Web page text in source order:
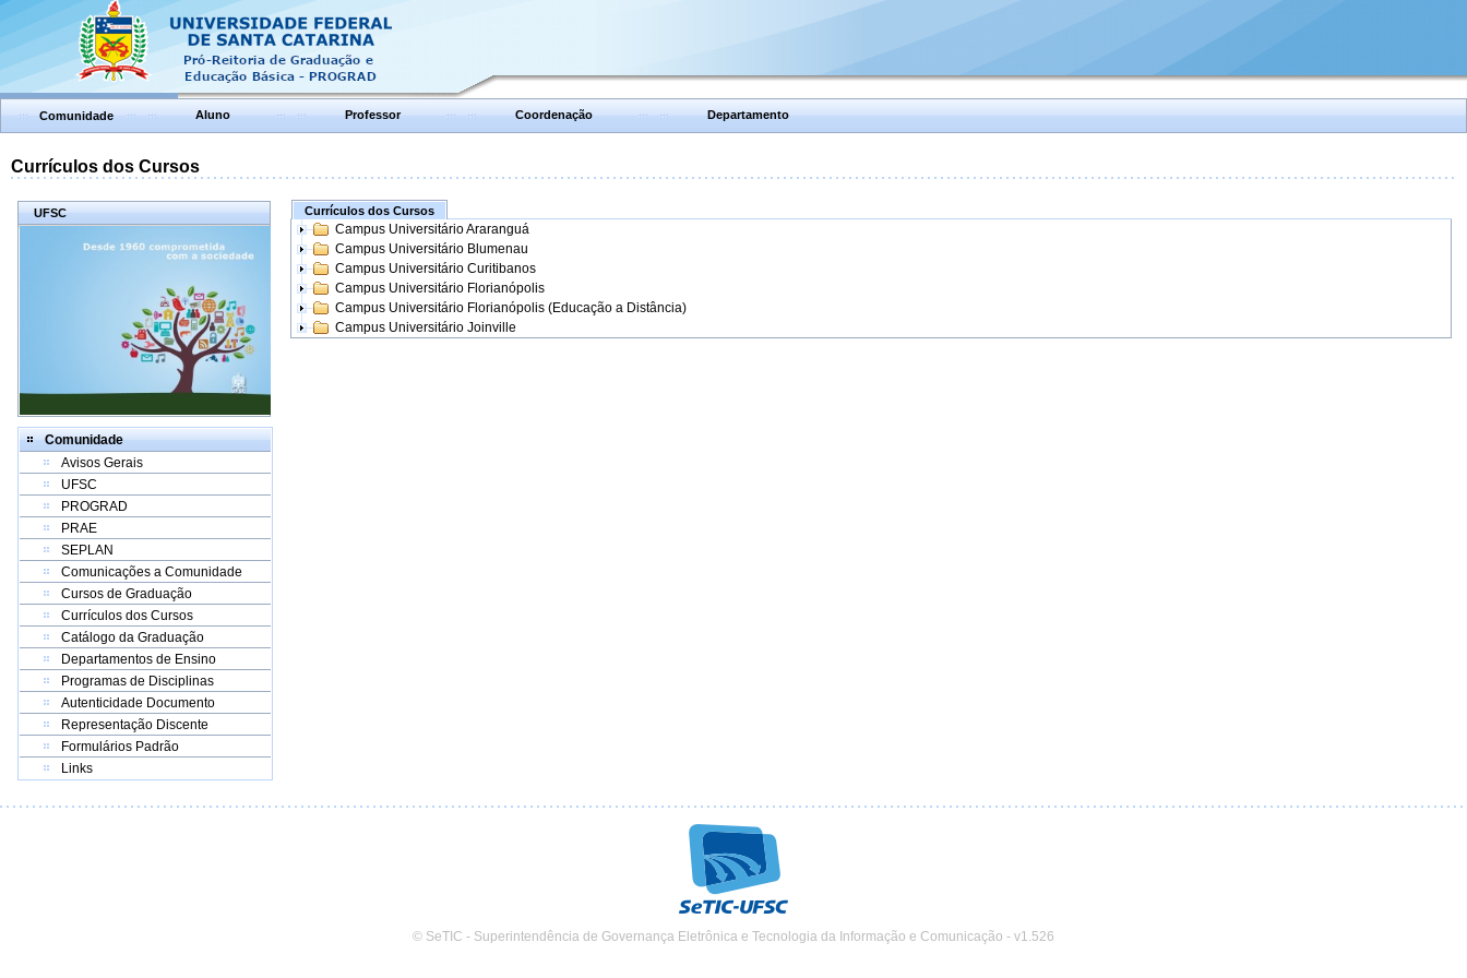
Comunidade Aluno Professor Coordenação Departamento
Currículos dos Cursos
UFSC
Comunidade
Avisos Gerais
UFSC
PROGRAD
PRAE
SEPLAN
Comunicações a Comunidade
Cursos de Graduação
Currículos dos Cursos
Catálogo da Graduação
Departamentos de Ensino
Programas de Disciplinas
Autenticidade Documento
Representação Discente
Formulários Padrão
Links
Currículos dos Cursos
Campus Universitário Araranguá
Campus Universitário Blumenau
Campus Universitário Curitibanos
Campus Universitário Florianópolis
Campus Universitário Florianópolis (Educação a Distância)
Campus Universitário Joinville
© SeTIC - Superintendência de Governança Eletrônica e Tecnologia da Informação e Comunicação - v1.526